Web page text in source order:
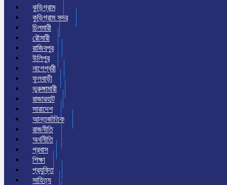
কুড়িগ্রাম
কুড়িগ্রাম সদর
চিলমারী
রৌমারী
রাজিবপুর
উলিপুর
নাগেশ্বরী
ফুলবাড়ী
ভুরুঙ্গামারী
রাজারহাট
সারাদেশ
আন্তর্জাতিক
রাজনীতি
অর্থনীতি
প্রবাস
শিক্ষা
প্রযুক্তি
সাহিত্য